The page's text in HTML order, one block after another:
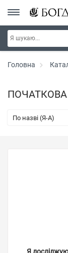
Головна
По назві (Я-А)